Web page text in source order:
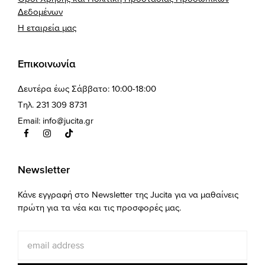
Δεδομένων
Η εταιρεία μας
Επικοινωνία
Δευτέρα έως Σάββατο: 10:00-18:00
Τηλ. 231 309 8731
Email: info@jucita.gr
Newsletter
Κάνε εγγραφή στο Newsletter της Jucita για να μαθαίνεις
πρώτη για τα νέα και τις προσφορές μας.